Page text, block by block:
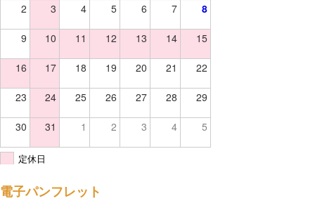
2 3 4 5 6 7 8
9 10 11 12 13 14 15
16 17 18 19 20 21 22
23 24 25 26 27 28 29
30 31 1 2 3 4 5
定休日
電子パンフレット